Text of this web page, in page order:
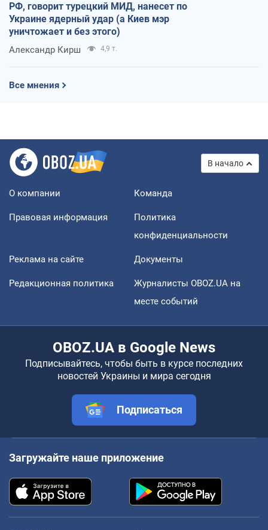
РФ, говорит турецкий МИД, нанесет по
Украине ядерный удар (а Киев мэр
уничтожает и без этого)
Александр Кирш 4,9 т.
Все мнения
В начало
О компании Команда
Правовая информация
Политика
конфиденциальности
Реклама на сайте Документы
Редакционная политика
Журналисты OBOZ.UA на
месте событий
OBOZ.UA в Google News
Подписывайтесь, чтобы быть в курсе последних
новостей Украины и мира сегодня
Подписаться
Загружайте наше приложение